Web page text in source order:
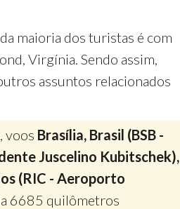
maioria dos turistas é com
Virgínia. Sendo assim,
assuntos relacionados
voos Brasília, Brasil (BSB -
Juscelino Kubitschek),
(RIC - Aeroporto
6685 quilômetros